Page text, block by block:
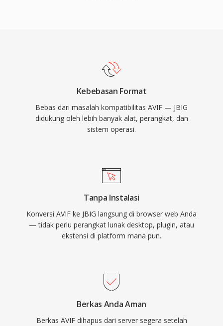
Kebebasan Format
Bebas dari masalah kompatibilitas AVIF — JBIG
didukung oleh lebih banyak alat, perangkat, dan
sistem operasi.
Tanpa Instalasi
Konversi AVIF ke JBIG langsung di browser web Anda
— tidak perlu perangkat lunak desktop, plugin, atau
ekstensi di platform mana pun.
Berkas Anda Aman
Berkas AVIF dihapus dari server segera setelah